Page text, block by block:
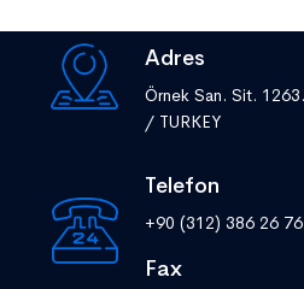
Adres
Örnek San. Sit.
/ TURKEY
Telefon
+90 (312) 386 26 76
Fax